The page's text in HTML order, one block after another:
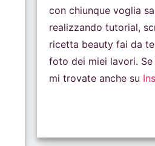
con chiunque voglia
realizzando tutorial,
ricetta beauty fai da
foto dei miei lavori.
mi trovate anche su